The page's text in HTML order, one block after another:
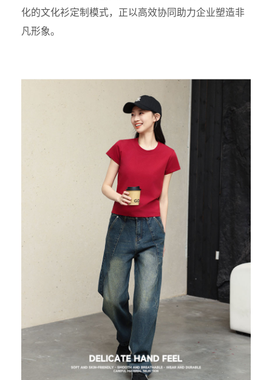
化的文化衫定制模式，正以高效协同助力企业塑造非
凡形象。